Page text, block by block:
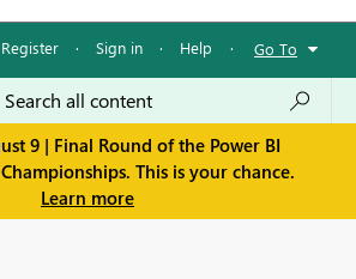
Register · Sign in · Help · Go To
9 | Final Round of the Power BI
This is your chance.
Learn more